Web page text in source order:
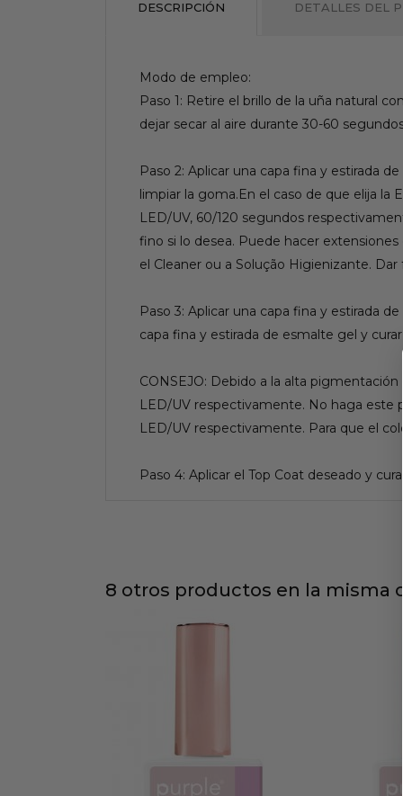
DESCRIPCIÓN DETALLES DEL
Modo de empleo:
Paso 1: Retire el brillo de la uña natural
dejar secar al aire durante 30-60
Paso 2: Aplicar una capa fina y estirada
limpiar la goma.En el caso de que elija la
LED/UV, 60/120 segundos
fino si lo desea. Puede hacer
el Cleaner ou a Solução Higienizante.
Paso 3: Aplicar una capa fina y estirada
capa fina y estirada de esmalte gel y
CONSEJO: Debido a la alta
LED/UV respectivamente. No haga este
LED/UV respectivamente. Para que el
Paso 4: Aplicar el Top Coat deseado y
8 otros productos en la misma